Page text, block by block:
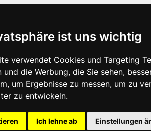
ist uns wichtig
verwendet Cookies und Targeting
und die Werbung, die Sie sehen,
um Ergebnisse zu messen, um zu
zu entwickeln.
Ich lehne ab Einstellungen